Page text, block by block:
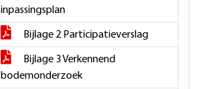
inpassingsplan
Bijlage 2 Participatieverslag
Bijlage 3 Verkennend
bodemonderzoek